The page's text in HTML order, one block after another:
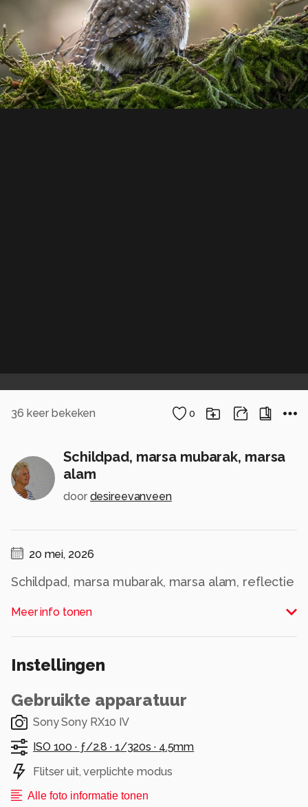
36 keer bekeken 0
Schildpad, marsa mubarak, marsa
alam
door desireevanveen
20 mei, 2026
Schildpad, marsa mubarak, marsa alam, reflectie
Alle rechten voorbehouden
Meer info tonen
Instellingen
Gebruikte apparatuur
Sony Sony RX10 IV
ISO 100 · ƒ/2.8 · 1/320s · 4.5mm
Flitser uit, verplichte modus
Alle foto informatie tonen